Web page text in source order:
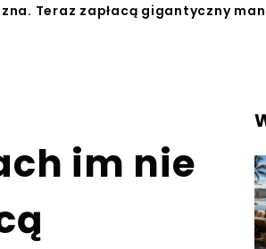
Teraz zapłacą gigantyczny
im nie